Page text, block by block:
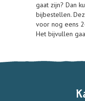
gaat zijn? Dan
bijbestellen.
voor nog eens
Het bijvullen